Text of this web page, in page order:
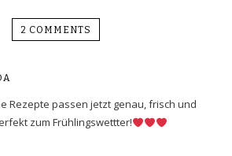
2 COMMENTS
Rezepte passen jetzt genau, frisch und
zum Frühlingswettter!